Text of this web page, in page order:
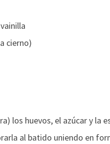
cierno)
los huevos, el azúcar y la
al batido uniendo en